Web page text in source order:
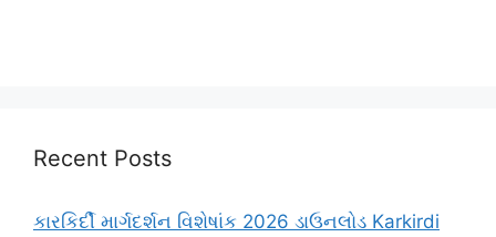
Recent Posts
કારકિર્દી માર્ગદર્શન વિશેષાંક 2026 ડાઉનલોડ Karkirdi